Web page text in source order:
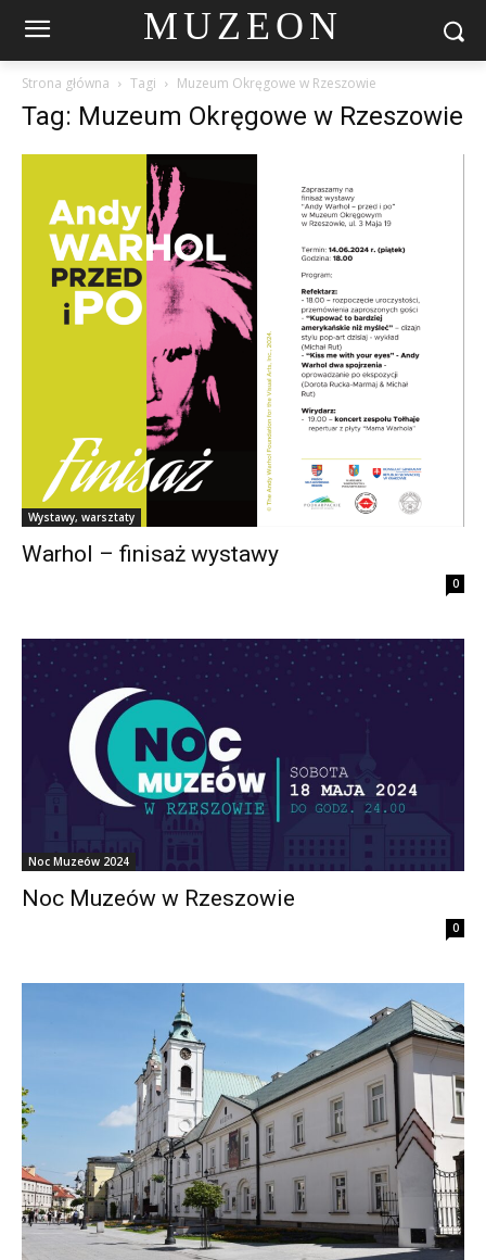
MUZEON
Strona główna Tagi Muzeum Okręgowe w Rzeszowie
Tag: Muzeum Okręgowe w Rzeszowie
Wystawy, warsztaty
Warhol – finisaż wystawy
0
Noc Muzeów 2024
Noc Muzeów w Rzeszowie
0